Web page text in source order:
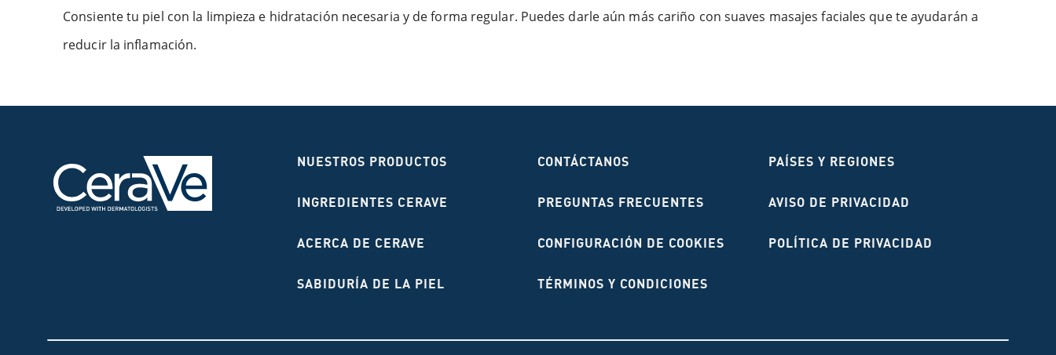
Consiente tu piel con la limpieza e hidratación necesaria y de forma regular. Puedes darle aún más cariño con suaves masajes faciales que te ayudarán a
reducir la inflamación.
NUESTROS PRODUCTOS
INGREDIENTES CERAVE
ACERCA DE CERAVE
SABIDURÍA DE LA PIEL
CONTÁCTANOS PAÍSES Y REGIONES
PREGUNTAS FRECUENTES AVISO DE PRIVACIDAD
CONFIGURACIÓN DE COOKIES POLÍTICA DE PRIVACIDAD
TÉRMINOS Y CONDICIONES